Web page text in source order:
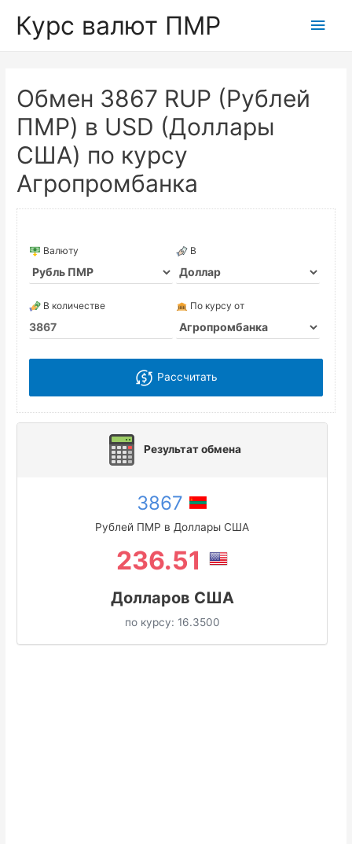
Курс валют ПМР
Обмен 3867 RUP (Рублей
ПМР) в USD (Доллары
США) по курсу
Агропромбанка
Валюту В
В количестве По курсу от
Рассчитать
Результат обмена
3867
Рублей ПМР в Доллары США
236.51
Долларов США
по курсу: 16.3500